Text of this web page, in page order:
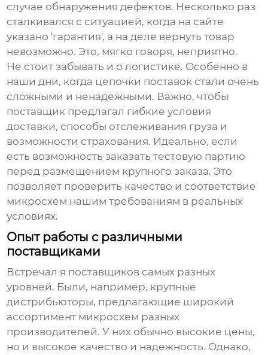
случае обнаружения дефектов. Несколько раз
сталкивался с ситуацией, когда на сайте
указано 'гарантия', а на деле вернуть товар
невозможно. Это, мягко говоря, неприятно.
Не стоит забывать и о логистике. Особенно в
наши дни, когда цепочки поставок стали очень
сложными и ненадежными. Важно, чтобы
поставщик предлагал гибкие условия
доставки, способы отслеживания груза и
возможности страхования. Идеально, если
есть возможность заказать тестовую партию
перед размещением крупного заказа. Это
позволяет проверить качество и соответствие
микросхем нашим требованиям в реальных
условиях.
Опыт работы с различными
поставщиками
Встречал я поставщиков самых разных
уровней. Были, например, крупные
дистрибьюторы, предлагающие широкий
ассортимент микросхем разных
производителей. У них обычно высокие цены,
но и высокое качество и надежность. Однако,